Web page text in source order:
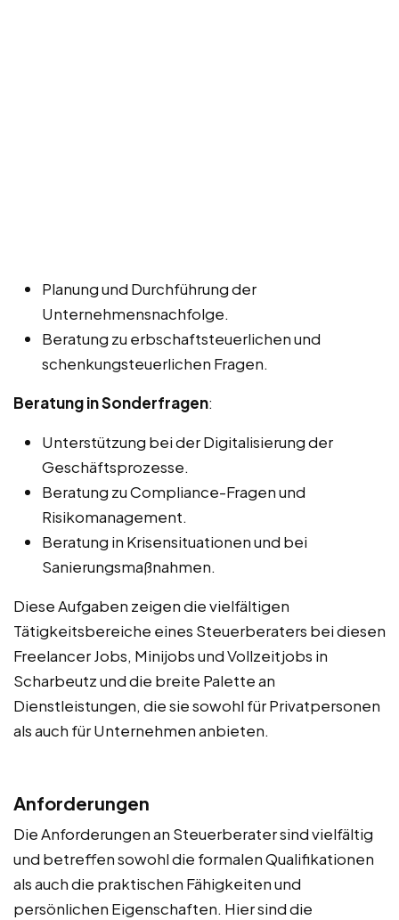
Planung und Durchführung der
Unternehmensnachfolge.
Beratung zu erbschaftsteuerlichen und
schenkungsteuerlichen Fragen.
Beratung in Sonderfragen:
Unterstützung bei der Digitalisierung der
Geschäftsprozesse.
Beratung zu Compliance-Fragen und
Risikomanagement.
Beratung in Krisensituationen und bei
Sanierungsmaßnahmen.
Diese Aufgaben zeigen die vielfältigen
Tätigkeitsbereiche eines Steuerberaters bei diesen
Freelancer Jobs, Minijobs und Vollzeitjobs in
Scharbeutz und die breite Palette an
Dienstleistungen, die sie sowohl für Privatpersonen
als auch für Unternehmen anbieten.
Anforderungen
Die Anforderungen an Steuerberater sind vielfältig
und betreffen sowohl die formalen Qualifikationen
als auch die praktischen Fähigkeiten und
persönlichen Eigenschaften. Hier sind die